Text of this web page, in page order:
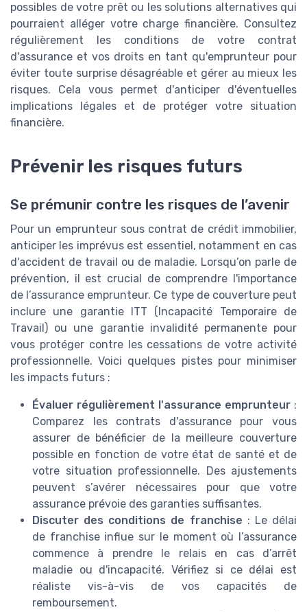
possibles de votre prêt ou les solutions alternatives qui
pourraient alléger votre charge financière. Consultez
régulièrement les conditions de votre contrat
d'assurance et vos droits en tant qu'emprunteur pour
éviter toute surprise désagréable et gérer au mieux les
risques. Cela vous permet d'anticiper d'éventuelles
implications légales et de protéger votre situation
financière.
Prévenir les risques futurs
Se prémunir contre les risques de l’avenir
Pour un emprunteur sous contrat de crédit immobilier,
anticiper les imprévus est essentiel, notamment en cas
d'accident de travail ou de maladie. Lorsqu’on parle de
prévention, il est crucial de comprendre l'importance
de l’assurance emprunteur. Ce type de couverture peut
inclure une garantie ITT (Incapacité Temporaire de
Travail) ou une garantie invalidité permanente pour
vous protéger contre les cessations de votre activité
professionnelle. Voici quelques pistes pour minimiser
les impacts futurs :
Évaluer régulièrement l'assurance emprunteur :
Comparez les contrats d'assurance pour vous
assurer de bénéficier de la meilleure couverture
possible en fonction de votre état de santé et de
votre situation professionnelle. Des ajustements
peuvent s’avérer nécessaires pour que votre
assurance prévoie des garanties suffisantes.
Discuter des conditions de franchise : Le délai
de franchise influe sur le moment où l’assurance
commence à prendre le relais en cas d’arrêt
maladie ou d'incapacité. Vérifiez si ce délai est
réaliste vis-à-vis de vos capacités de
remboursement.